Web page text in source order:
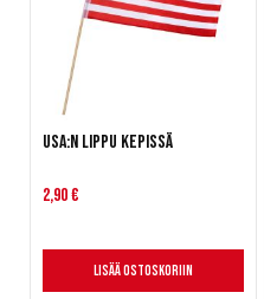
USA:n lippu kepissä
2,90 €
Lisää ostoskoriin